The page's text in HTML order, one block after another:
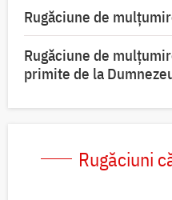
Rugăciune de
Rugăciune de
primite de la
Rugăciuni